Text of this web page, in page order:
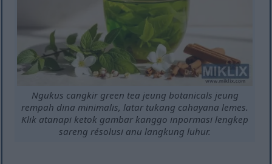
Ngukus cangkir green tea jeung botanicals jeung
rempah dina minimalis, latar tukang cahayana lemes.
Klik atanapi ketok gambar kanggo inpormasi lengkep
sareng résolusi anu langkung luhur.